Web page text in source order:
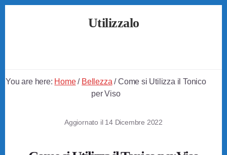
Utilizzalo
Tutto
You are here: Home / Bellezza /Come si Utilizza il Tonico
per Viso
Aggiornato il 14 Dicembre 2022